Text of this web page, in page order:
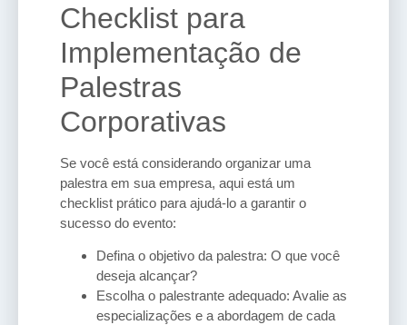
Checklist para
Implementação de
Palestras
Corporativas
Se você está considerando organizar uma
palestra em sua empresa, aqui está um
checklist prático para ajudá-lo a garantir o
sucesso do evento:
Defina o objetivo da palestra: O que você
deseja alcançar?
Escolha o palestrante adequado: Avalie as
especializações e a abordagem de cada